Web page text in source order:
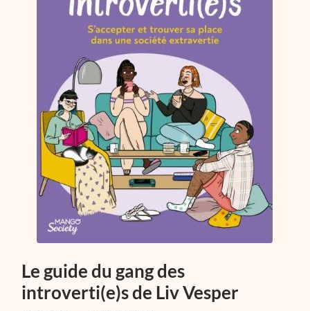
Le guide du gang des
introverti(e)s de Liv Vesper